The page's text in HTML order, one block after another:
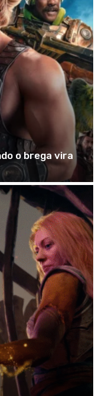
o brega vira